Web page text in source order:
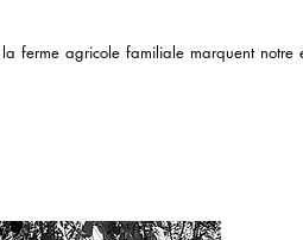
ferme agricole familiale marquent notre